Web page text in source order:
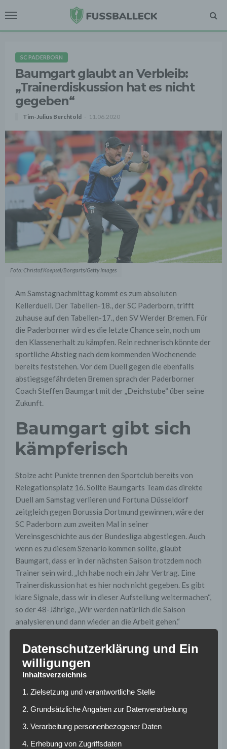
SC PADERBORN
Baumgart glaubt an Verbleib:
„Trainerdiskussion hat es nicht
gegeben“
Tim-Julius Berchtold 11.06.2020
Foto: Christof Koepsel/Bongarts/Getty Images
Am Samstagnachmittag kommt es zum absoluten
Kellerduell. Der Tabellen-18., der SC Paderborn, trifft
zuhause auf den Tabellen-17., den SV Werder Bremen. Für
die Paderborner wird es die letzte Chance sein, noch um
den Klassenerhalt zu kämpfen. Rein rechnerisch könnte der
sportliche Abstieg nach dem kommenden Wochenende
bereits feststehen. Vor dem Duell gegen die ebenfalls
abstiegsgefährdeten Bremen sprach der Paderborner
Coach Steffen Baumgart mit der „Deichstube“ über seine
Zukunft.
Baumgart gibt sich
kämpferisch
Stolze acht Punkte trennen den Sportclub bereits von
Relegationsplatz 16. Sollte Baumgarts Team das direkte
Duell am Samstag verlieren und Fortuna Düsseldorf
zeitgleich gegen Borussia Dortmund gewinnen, wäre der
SC Paderborn zum zweiten Mal in seiner
Vereinsgeschichte aus der Bundesliga abgestiegen. Auch
wenn es zu diesem Szenario kommen sollte, glaubt
Baumgart, dass er in der nächsten Saison trotzdem noch
Trainer sein wird. „Ich habe noch ein Jahr Vertrag. Eine
Trainerdiskussion hat es hier noch nicht gegeben. Es gibt
klare Signale, dass wir in dieser Aufstellung weitermachen“,
so der 48-Jährige, „Wir werden natürlich die Saison
analysieren und dann wieder an die Arbeit gehen.“
Immer wieder konnte der letztjährige Aufsteiger in dieser
Saison für Furore sorgen. Sowohl die beiden knappen 2:3-
Niederlagen gegen den FC Bayern München als auch das
3:3-Unentschieden gegen Borussia Dortmund und
mehrere hohe Niederlagen blieben im Kopf. Noch hat
ist die Lage aktuell mehr als prekär. „Ganz klar, wir sind
noch nicht abgestiegen und wir streben den Klassenerhalt
an. Doch von diesem Ziel sind wir momentan noch weit
Datenschutzerklärung und Ein
willigungen
Inhaltsverzeichnis
1. Zielsetzung und verantwortliche Stelle
2. Grundsätzliche Angaben zur Datenverarbeitung
3. Verarbeitung personenbezogener Daten
4. Erhebung von Zugriffsdaten